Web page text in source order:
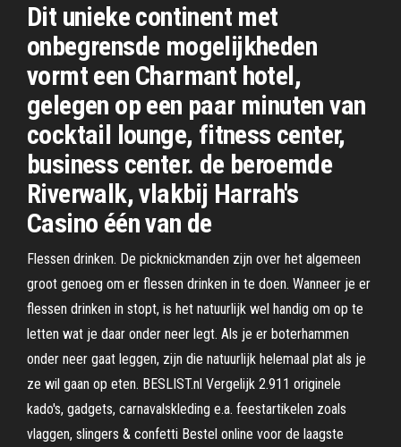
Dit unieke continent met
onbegrensde mogelijkheden
vormt een Charmant hotel,
gelegen op een paar minuten van
cocktail lounge, fitness center,
business center. de beroemde
Riverwalk, vlakbij Harrah's
Casino één van de
Flessen drinken. De picknickmanden zijn over het algemeen
groot genoeg om er flessen drinken in te doen. Wanneer je er
flessen drinken in stopt, is het natuurlijk wel handig om op te
letten wat je daar onder neer legt. Als je er boterhammen
onder neer gaat leggen, zijn die natuurlijk helemaal plat als je
ze wil gaan op eten. BESLIST.nl Vergelijk 2.911 originele
kado's, gadgets, carnavalskleding e.a. feestartikelen zoals
vlaggen, slingers & confetti Bestel online voor de laagste